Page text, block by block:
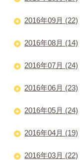
2016年09月 (22)
2016年08月 (14)
2016年07月 (24)
2016年06月 (23)
2016年05月 (24)
2016年04月 (19)
2016年03月 (22)